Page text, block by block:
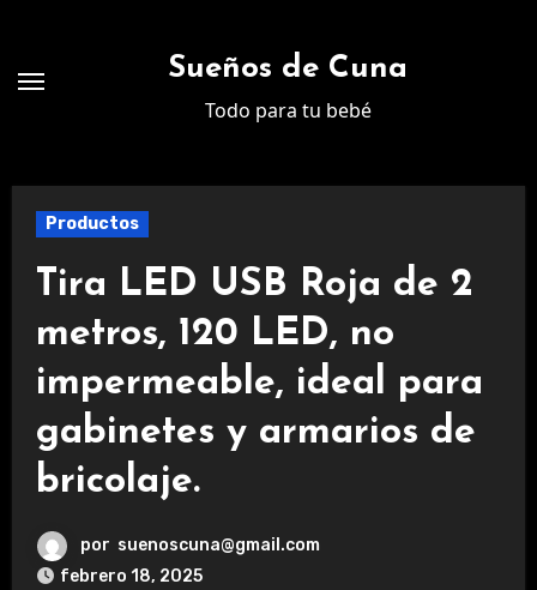
contenido
Sueños de Cuna
Todo para tu bebé
Productos
Tira LED USB Roja de 2
metros, 120 LED, no
impermeable, ideal para
gabinetes y armarios de
bricolaje.
por suenoscuna@gmail.com
febrero 18, 2025